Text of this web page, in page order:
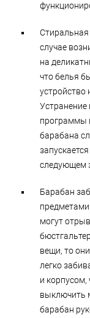
случае
на
что белья
устройство
Устранение
программы
барабана
следующем
Барабан
могут
вещи, то
легко
и
выключить
барабан